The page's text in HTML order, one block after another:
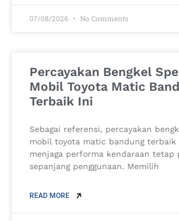
07/08/2026 No Comments
Percayakan Bengkel
Mobil Toyota Matic
Terbaik Ini
Sebagai referensi, percayakan
mobil toyota matic bandung
menjaga performa kendaraan tetap
sepanjang penggunaan. Memilih
READ MORE